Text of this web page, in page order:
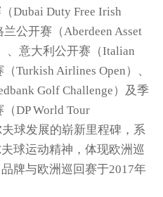
Dubai Duty Free Irish
公开赛（Aberdeen Asset
、意大利公开赛（Italian
Turkish Airlines Open）、
Golf Challenge）及季
DP World Tour
球发展的崭新里程碑，系
球运动精神，体现欧洲巡
牌与欧洲巡回赛于2017年